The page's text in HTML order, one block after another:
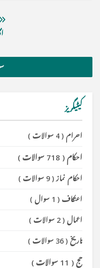
کیٹیگریز
احرام ( 4 سوالات )
احکام ( 718 سوالات )
احکام نماز( 9 سوالات )
اعتکاف ( 1 سوال )
اعمال ( 2 سوالات )
تاریخ ( 36 سوالات )
حج ( 11 سوالات )